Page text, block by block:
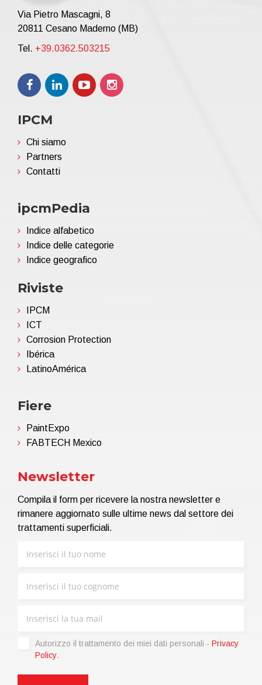
Via Pietro Mascagni, 8
20811 Cesano Maderno (MB)
Tel. +39.0362.503215
IPCM
Chi siamo
Partners
Contatti
ipcmPedia
Indice alfabetico
Indice delle categorie
Indice geografico
Riviste
IPCM
ICT
Corrosion Protection
Ibérica
LatinoAmérica
Fiere
PaintExpo
FABTECH Mexico
Newsletter
Compila il form per ricevere la nostra newsletter e
rimanere aggiornato sulle ultime news dal settore dei
trattamenti superficiali.
Autorizzo il trattamento dei miei dati personali - Privacy
Policy.